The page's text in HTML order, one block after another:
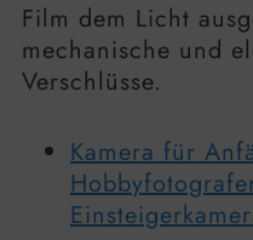
Film dem Licht
mechanische und
Verschlüsse.
Kamera für